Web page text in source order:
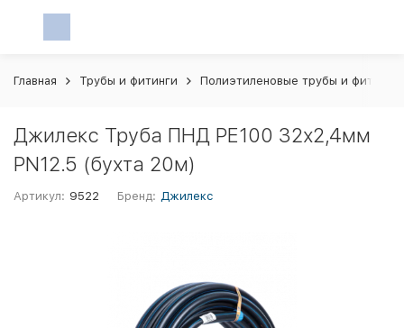
Главная Трубы и фитинги Полиэтиленовые трубы и фитинги
Джилекс Труба ПНД РЕ100 32х2,4мм
PN12.5 (бухта 20м)
Артикул: 9522 Бренд: Джилекс